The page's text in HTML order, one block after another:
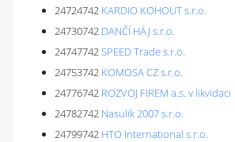
24724742 KARDIO KOHOUT s.r.o.
24730742 DANČÍ HÁJ s.r.o.
24747742SPEED Trade s.r.o.
24753742 KOMOSA CZ s.r.o.
24776742 ROZVOJ FIREM a.s. v likvidaci
24782742 Nasulik 2007 s.r.o.
24799742 HTO International s.r.o.